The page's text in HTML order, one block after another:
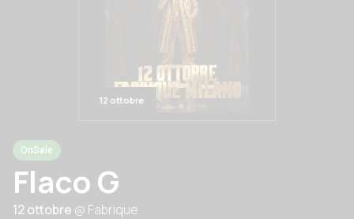
12 ottobre
OnSale
Flaco G
12 ottobre @ Fabrique